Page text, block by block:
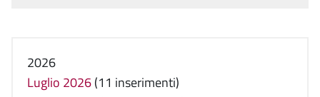
2026
Luglio 2026(11 inserimenti)